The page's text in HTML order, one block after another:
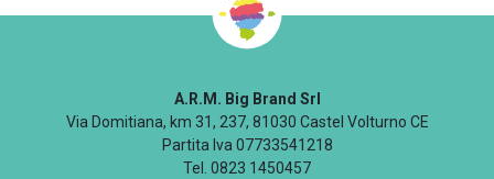
A.R.M. Big Brand Srl
Via Domitiana, km 31, 237, 81030 Castel Volturno CE
Partita Iva 07733541218
Tel. 0823 1450457